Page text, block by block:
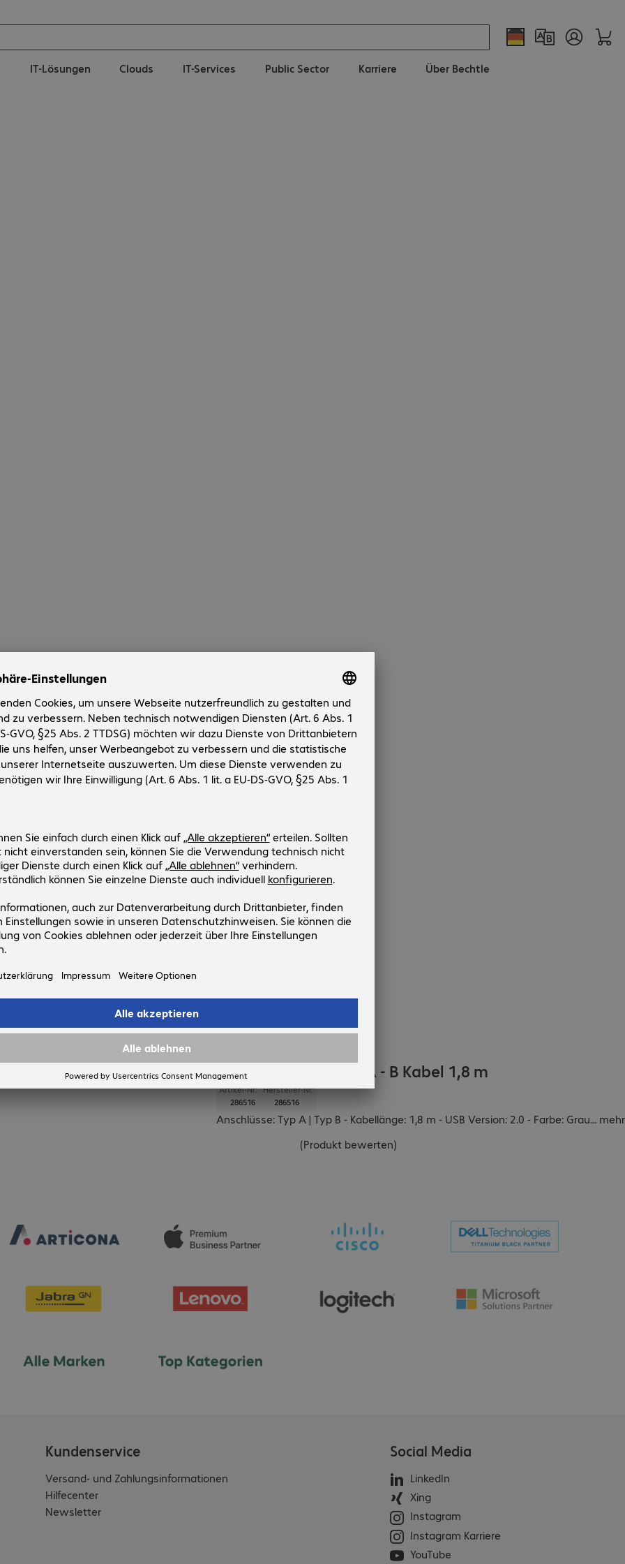
IT-Lösungen Clouds IT-Services Public Sector Karriere Über Bechtle
ARTICONA USB Typ A - B Kabel 1,8 m
Artikel-Nr:
286516
Hersteller-Nr:
286516
Anschlüsse: Typ A | Typ B - Kabellänge: 1,8 m - USB Version: 2.0 - Farbe: Grau... mehr
(Produkt bewerten)
€
€
2,37 € inkl. 0,38 € MwSt.zzgl.
inkl. Versandkosten
die Ware sobald diese verfügbar
ist.
Verfügbarkeitserinnerung
In den Warenkorb
Merken Vergleichen
Kundenservice
Versand- und Zahlungsinformationen
Hilfecenter
Newsletter
Social Media
LinkedIn
Xing
Instagram
Instagram Karriere
YouTube